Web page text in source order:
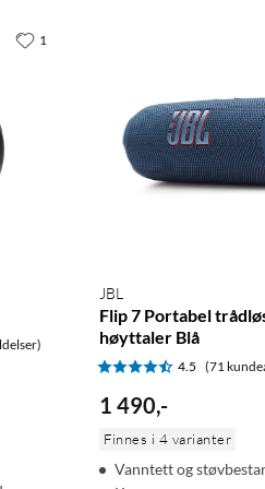
1
JBL
Flip 7 Portabel
høyttaler Blå
4.5 (71
1 490,-
Finnes i 4 varianter
Vanntett og